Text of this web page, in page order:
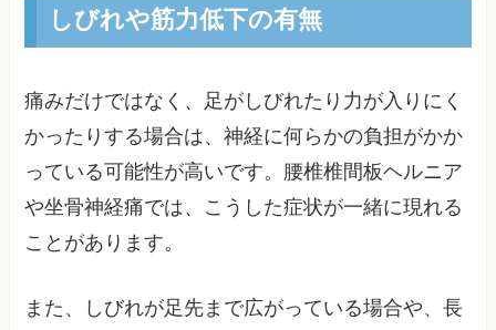
しびれや筋力低下の有無
痛みだけではなく、足がしびれたり力が入りにく
かったりする場合は、神経に何らかの負担がかか
っている可能性が高いです。腰椎椎間板ヘルニア
や坐骨神経痛では、こうした症状が一緒に現れる
ことがあります。
また、しびれが足先まで広がっている場合や、長